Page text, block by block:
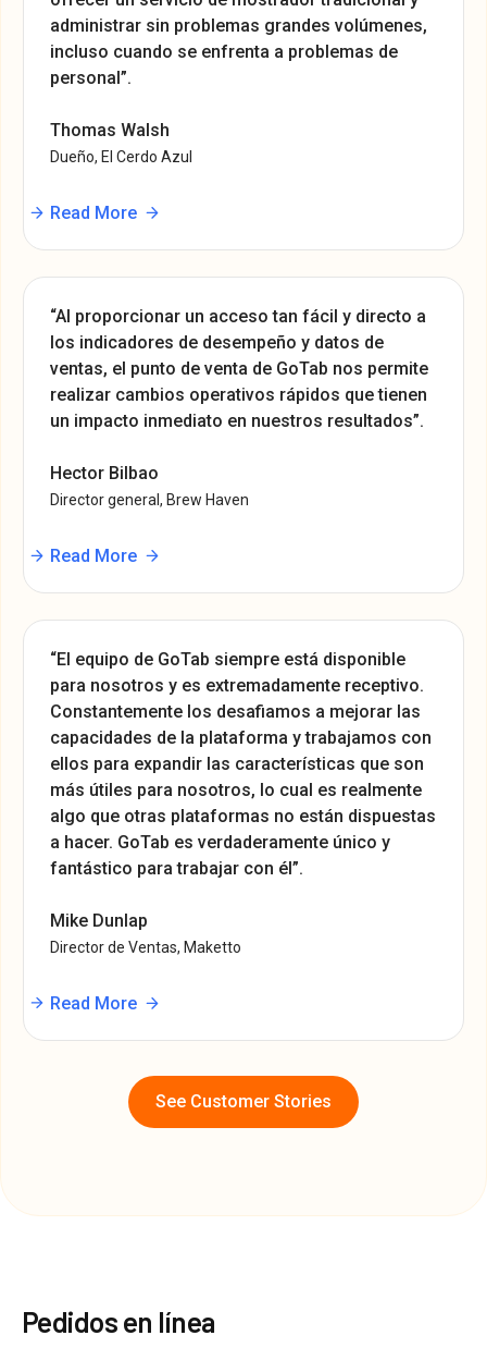
administrar sin problemas grandes volúmenes,
incluso cuando se enfrenta a problemas de
personal”.
Thomas Walsh
Dueño, El Cerdo Azul
Read More
“Al proporcionar un acceso tan fácil y directo a
los indicadores de desempeño y datos de
ventas, el punto de venta de GoTab nos permite
realizar cambios operativos rápidos que tienen
un impacto inmediato en nuestros resultados”.
Hector Bilbao
Director general, Brew Haven
Read More
“El equipo de GoTab siempre está disponible
para nosotros y es extremadamente receptivo.
Constantemente los desafiamos a mejorar las
capacidades de la plataforma y trabajamos con
ellos para expandir las características que son
más útiles para nosotros, lo cual es realmente
algo que otras plataformas no están dispuestas
a hacer. GoTab es verdaderamente único y
fantástico para trabajar con él”.
Mike Dunlap
Director de Ventas, Maketto
Read More
See Customer Stories
Pedidos en línea